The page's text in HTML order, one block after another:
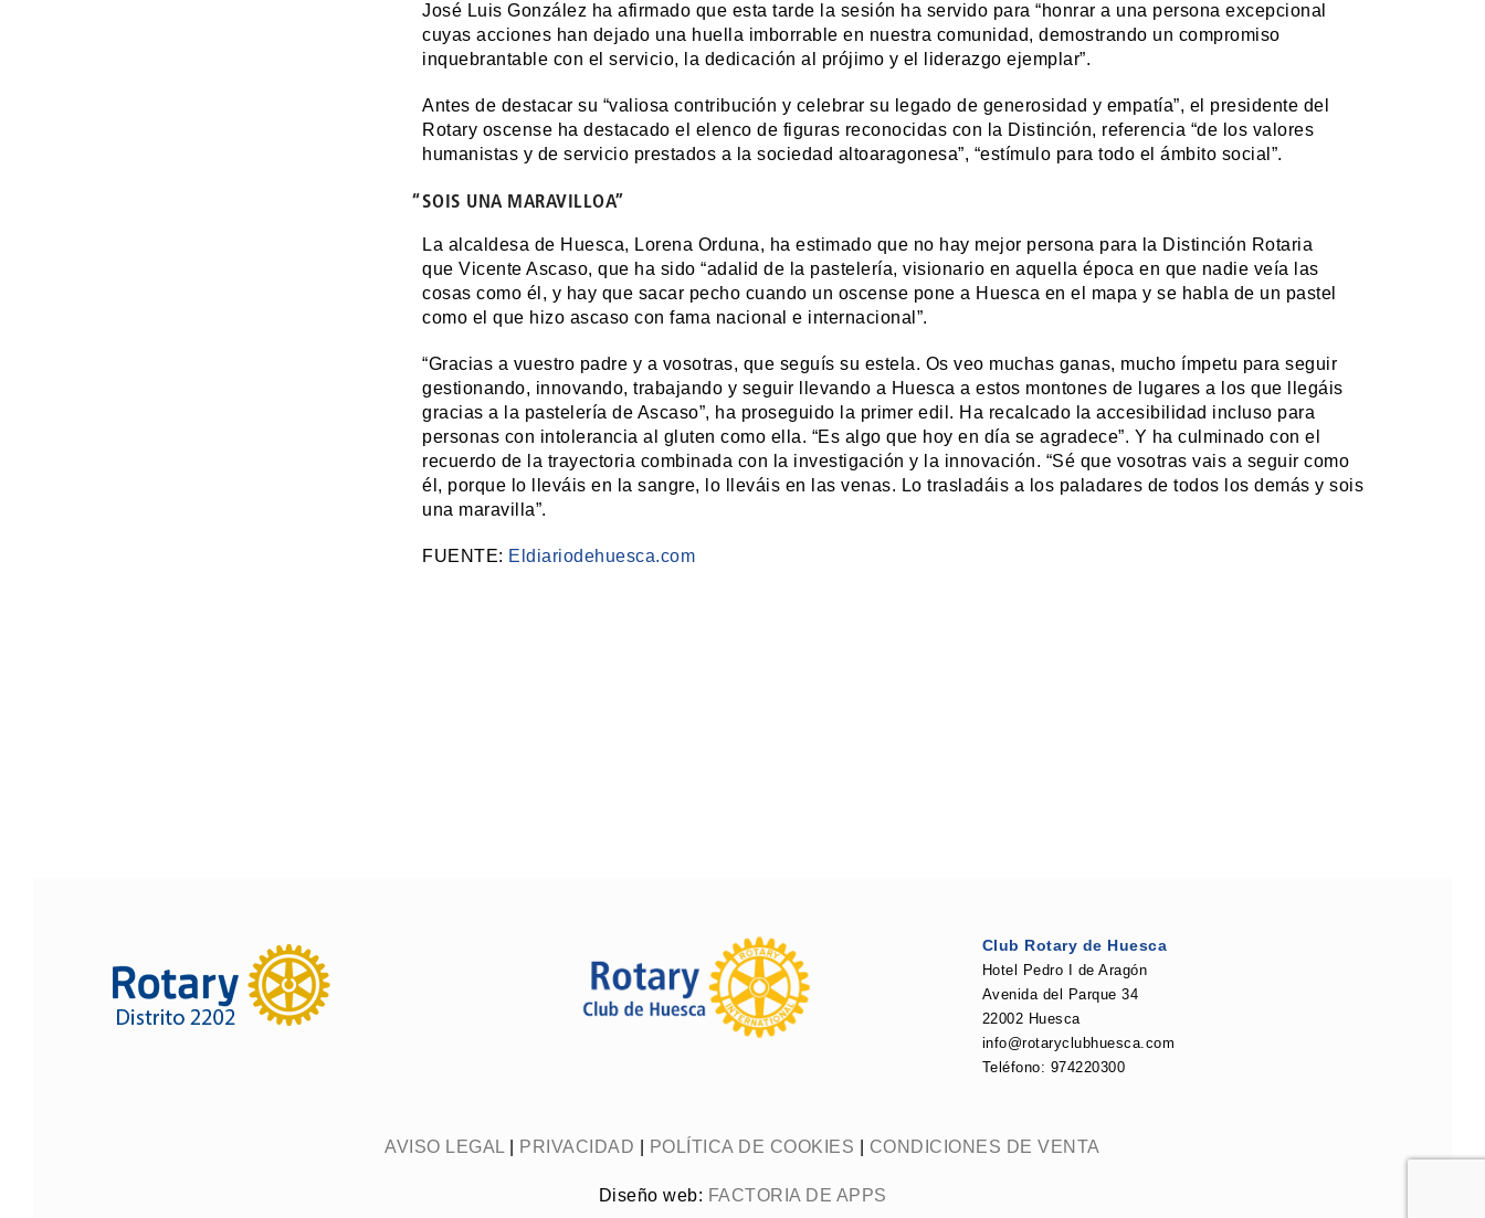
José Luis González ha afirmado que esta tarde la sesión ha servido para “honrar a una persona excepcional
cuyas acciones han dejado una huella imborrable en nuestra comunidad, demostrando un compromiso
inquebrantable con el servicio, la dedicación al prójimo y el liderazgo ejemplar”.
Antes de destacar su “valiosa contribución y celebrar su legado de generosidad y empatía”, el presidente del
Rotary oscense ha destacado el elenco de figuras reconocidas con la Distinción, referencia “de los valores
humanistas y de servicio prestados a la sociedad altoaragonesa”, “estímulo para todo el ámbito social”.
“SOIS UNA MARAVILLOA”
La alcaldesa de Huesca, Lorena Orduna, ha estimado que no hay mejor persona para la Distinción Rotaria
que Vicente Ascaso, que ha sido “adalid de la pastelería, visionario en aquella época en que nadie veía las
cosas como él, y hay que sacar pecho cuando un oscense pone a Huesca en el mapa y se habla de un pastel
como el que hizo ascaso con fama nacional e internacional”.
“Gracias a vuestro padre y a vosotras, que seguís su estela. Os veo muchas ganas, mucho ímpetu para seguir
gestionando, innovando, trabajando y seguir llevando a Huesca a estos montones de lugares a los que llegáis
gracias a la pastelería de Ascaso”, ha proseguido la primer edil. Ha recalcado la accesibilidad incluso para
personas con intolerancia al gluten como ella. “Es algo que hoy en día se agradece”. Y ha culminado con el
recuerdo de la trayectoria combinada con la investigación y la innovación. “Sé que vosotras vais a seguir como
él, porque lo lleváis en la sangre, lo lleváis en las venas. Lo trasladáis a los paladares de todos los demás y sois
una maravilla”.
FUENTE: Eldiariodehuesca.com
Club Rotary de Huesca
Hotel Pedro I de Aragón
Avenida del Parque 34
22002 Huesca
info@rotaryclubhuesca.com
Teléfono: 974220300
AVISO LEGAL PRIVACIDAD POLÍTICA DE COOKIES CONDICIONES DE VENTA
Diseño web: FACTORIA DE APPS